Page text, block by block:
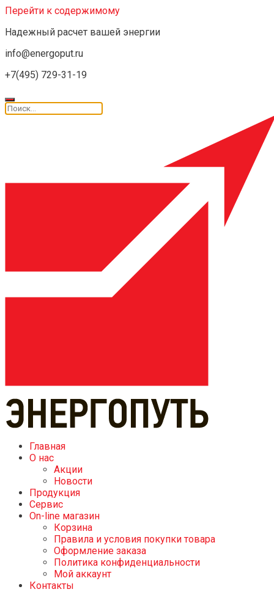
Перейти к содержимому
Надежный расчет вашей энергии
info@energoput.ru
+7(495) 729-31-19
Главная
О нас
Акции
Новости
Продукция
Сервис
On-line магазин
Корзина
Правила и условия покупки товара
Оформление заказа
Политика конфиденциальности
Мой аккаунт
Контакты